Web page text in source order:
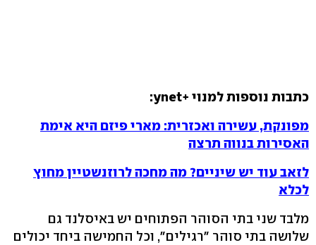
כתבות נוספות למנוי +ynet:
מפונקת, עשירה ואכזרית: מארי פיזם היא אימת
האסירות בנווה תרצה
לזאב עוד יש שיניים? מה מחכה לרוזנשטיין מחוץ
לכלא
מלבד שני בתי הסוהר הפתוחים יש באיסלנד גם
שלושה בתי סוהר "רגילים", וכל החמישה ביחד יכולים